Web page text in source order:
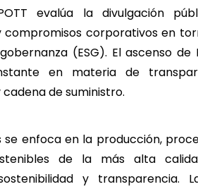
evalúa la divulgación
compromisos corporativos en
(ESG). El ascenso
en materia de
de suministro.
se enfoca en la producción,
de la más alta
y